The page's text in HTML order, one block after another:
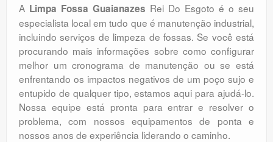
A Limpa Fossa Guaianazes Rei Do Esgoto é o seu
especialista local em tudo que é manutenção industrial,
incluindo serviços de limpeza de fossas. Se você está
procurando mais informações sobre como configurar
melhor um cronograma de manutenção ou se está
enfrentando os impactos negativos de um poço sujo e
entupido de qualquer tipo, estamos aqui para ajudá-lo.
Nossa equipe está pronta para entrar e resolver o
problema, com nossos equipamentos de ponta e
nossos anos de experiência liderando o caminho.